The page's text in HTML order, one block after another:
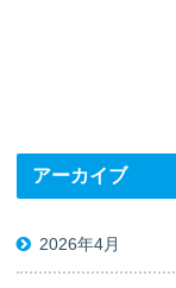
アーカイブ
2026年4月